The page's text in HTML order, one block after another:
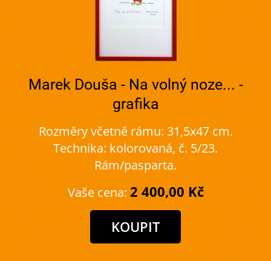
Marek Douša - Na volný noze... -
grafika
Rozměry včetně rámu: 31,5x47 cm.
Technika: kolorovaná, č. 5/23.
Rám/pasparta.
Vaše cena: 2 400,00 Kč